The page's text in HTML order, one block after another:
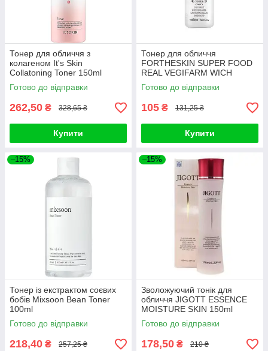
Тонер для обличчя з
колагеном It's Skin
Collatoning Toner 150ml
Готово до відправки
262,50 ₴ 328,65 ₴
Купити
Тонер для обличчя
FORTHESKIN SUPER FOOD
REAL VEGIFARM WICH
HAZEL TONER-Coconut
280ml
Готово до відправки
105 ₴ 131,25 ₴
Купити
–15%
Тонер із екстрактом соєвих
бобів Mixsoon Bean Toner
100ml
Готово до відправки
218,40 ₴ 257,25 ₴
–15%
Зволожуючий тонік для
обличчя JIGOTT ESSENCE
MOISTURE SKIN 150ml
Готово до відправки
178,50 ₴ 210 ₴